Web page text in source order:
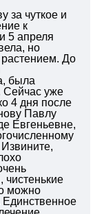
за чуткое и
к
5 апреля
но
растением. До
была
Сейчас уже
4 дня после
Павлу
Евгеньевне,
чистенькие
можно